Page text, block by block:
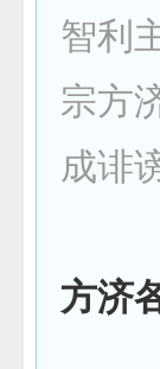
智利
宗方
成诽
方济